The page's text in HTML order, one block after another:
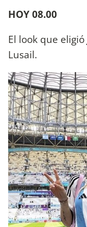
HOY 08.00
El look que eligió
Lusail.